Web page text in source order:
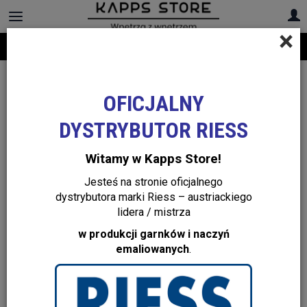
+48 22 299 19 84
×
OFICJALNY
DYSTRYBUTOR RIESS
Witamy w Kapps Store!
Jesteś na stronie oficjalnego
dystrybutora marki Riess – austriackiego
lidera / mistrza
w produkcji garnków i naczyń
emaliowanych.